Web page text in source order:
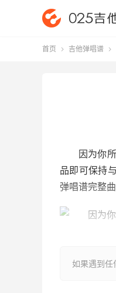
首页  吉他弹唱谱 
因为你
品即可保持
弹唱谱完整
如果遇到任